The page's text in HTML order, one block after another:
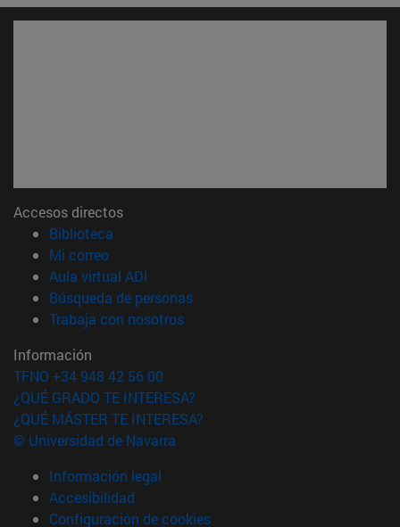
Accesos directos
Biblioteca
Mi correo(abre en nueva ventana)
Aula virtual ADI
Búsqueda de personas(abre en nueva ventana)
Trabaja con nosotros(abre en nueva ventana)
Información
TFNO +34 948 42 56 00
¿QUÉ GRADO TE INTERESA?
¿QUÉ MÁSTER TE INTERESA?
© Universidad de Navarra
Información legal
Accesibilidad
Configuración de cookies